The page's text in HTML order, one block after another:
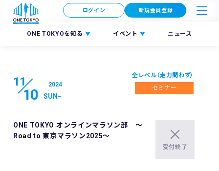
ONE TOKYOを知る イベント ニュース
ログイン 新規会員登録
11
10
2024
SUN~
全レベル（走力問わず）
セミナー
ONE TOKYO オンラインマラソン部 ～
Road to 東京マラソン2025～
受付終了